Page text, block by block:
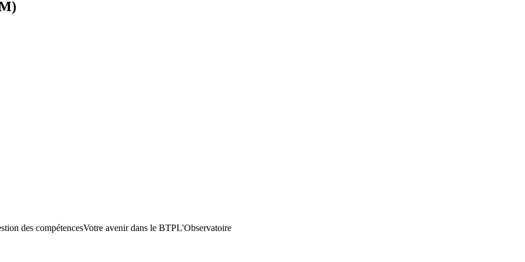
des compétencesVotre avenir dans le BTPL'Observatoire